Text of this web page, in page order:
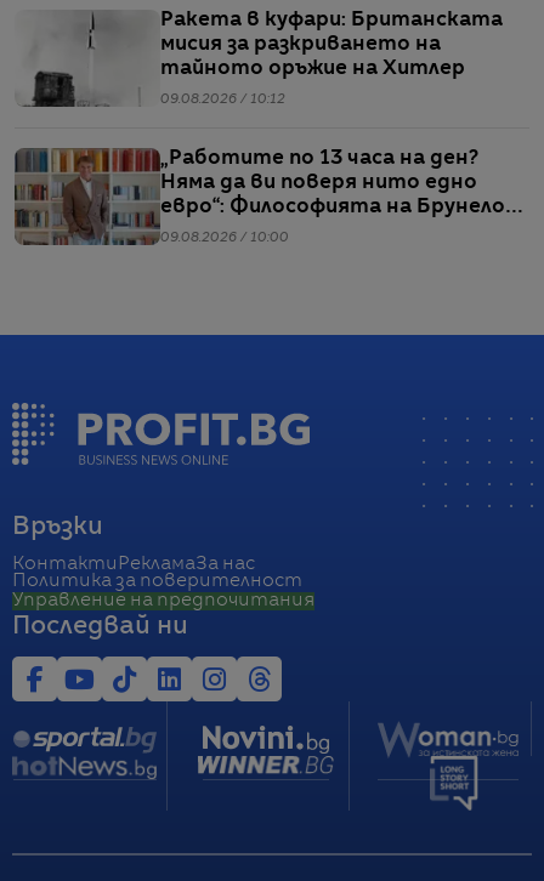
Ракета в куфари: Британската
мисия за разкриването на
тайното оръжие на Хитлер
09.08.2026 / 10:12
„Работите по 13 часа на ден?
Няма да ви поверя нито едно
евро“: Философията на Брунело
Кучинели за бизнеса и живота
09.08.2026 / 10:00
Връзки
Контакти РекламаЗа нас
Политика за поверителност
Управление на предпочитания
Последвай ни